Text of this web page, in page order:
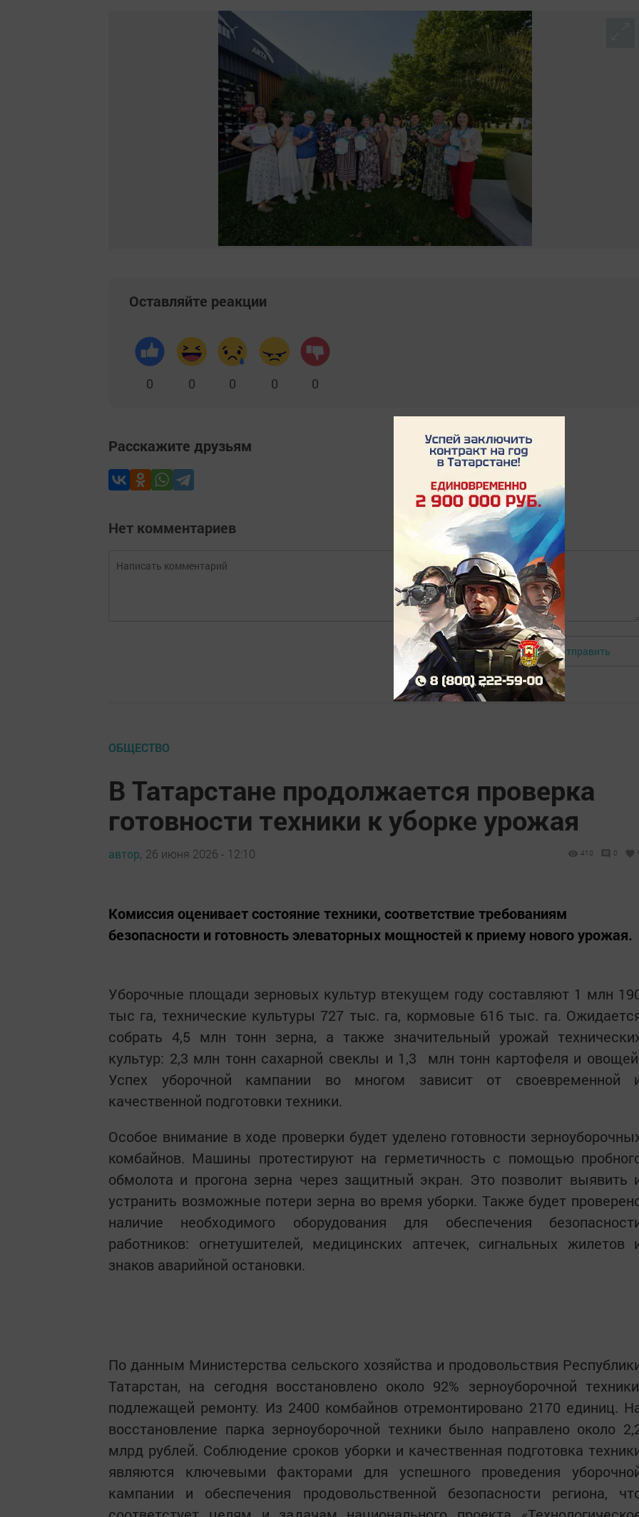
Оставляйте реакции
0 0 0 0 0
Расскажите друзьям
Нет комментариев
Авторизоваться Отправить
ОБЩЕСТВО
В Татарстане продолжается проверка
готовности техники к уборке урожая
автор, 26 июня 2026 - 12:10 410 0
Комиссия оценивает состояние техники, соответствие требованиям
безопасности и готовность элеваторных мощностей к приему нового урожая.
Уборочные площади зерновых культур втекущем году составляют 1 млн
тыс га, технические культуры 727 тыс. га, кормовые 616 тыс. га.
собрать 4,5 млн тонн зерна, а также значительный урожай
культур: 2,3 млн тонн сахарной свеклы и 1,3 млн тонн картофеля и
Успех уборочной кампании во многом зависит от своевременной
качественной подготовки техники.
Особое внимание в ходе проверки будет уделено готовности
комбайнов. Машины протестируют на герметичность с помощью
обмолота и прогона зерна через защитный экран. Это позволит выявить
устранить возможные потери зерна во время уборки. Также будет
наличие необходимого оборудования для обеспечения
работников: огнетушителей, медицинских аптечек, сигнальных жилетов
знаков аварийной остановки.
По данным Министерства сельского хозяйства и продовольствия
Татарстан, на сегодня восстановлено около 92% зерноуборочной
подлежащей ремонту. Из 2400 комбайнов отремонтировано 2170 единиц.
восстановление парка зерноуборочной техники было направлено около
млрд рублей. Соблюдение сроков уборки и качественная подготовка
являются ключевыми факторами для успешного проведения
кампании и обеспечения продовольственной безопасности региона,